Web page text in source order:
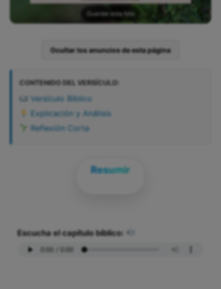
Guardar esta foto
Ocultar los anuncios de esta página
CONTENIDO DEL VERSÍCULO:
Versículo Bíblico
Explicación y Análisis
Reflexión Corta
Resumir
Escucha el capítulo bíblico: